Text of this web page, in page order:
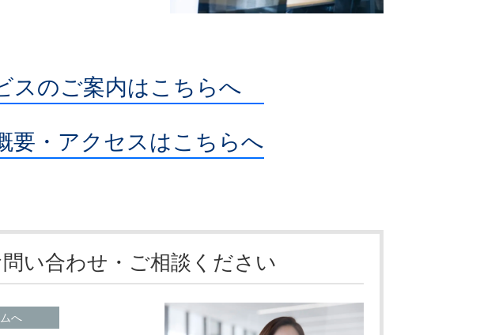
スのご案内はこちらへ
要・アクセスはこちらへ
い合わせ・ご相談ください
へ